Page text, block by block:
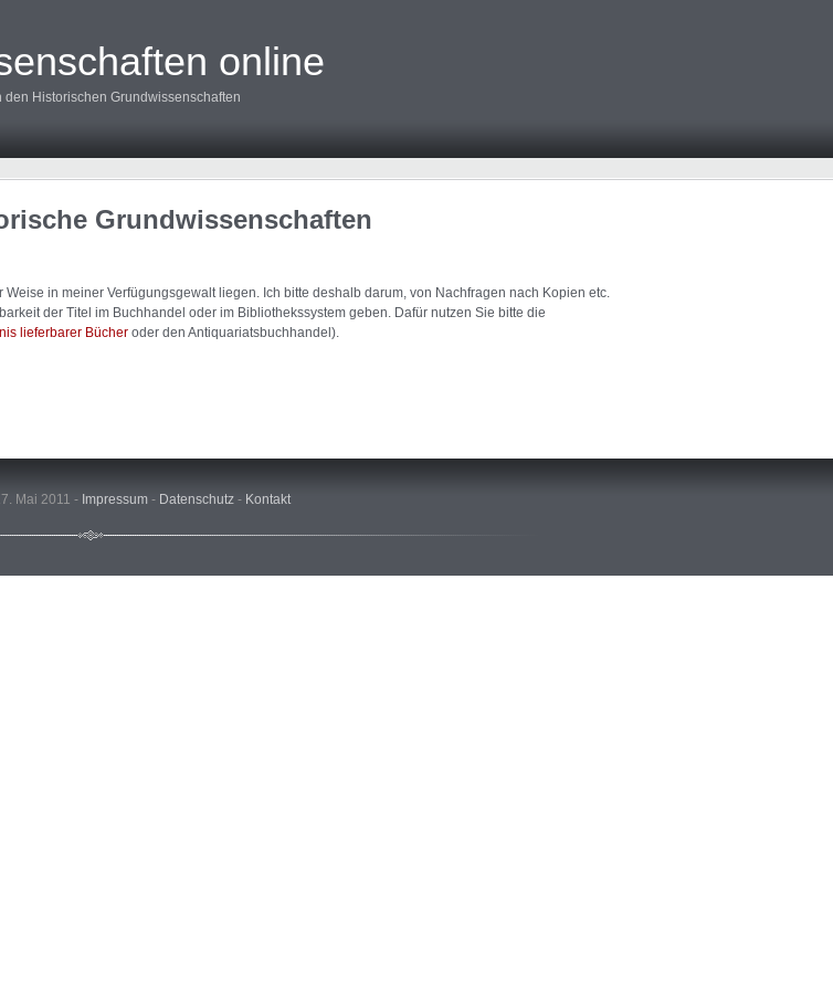
online
den Historischen Grundwissenschaften
Grundwissenschaften
in meiner Verfügungsgewalt liegen. Ich bitte deshalb darum, von Nachfragen nach Kopien etc.
der Titel im Buchhandel oder im Bibliothekssystem geben. Dafür nutzen Sie bitte die
lieferbarer Bücher oder den Antiquariatsbuchhandel).
Mai 2011 - Impressum - Datenschutz - Kontakt